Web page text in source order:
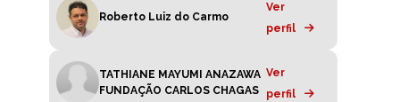
Roberto Luiz do Carmo
Ver
perfil
TATHIANE MAYUMI ANAZAWA
FUNDAÇÃO CARLOS CHAGAS
Ver
perfil